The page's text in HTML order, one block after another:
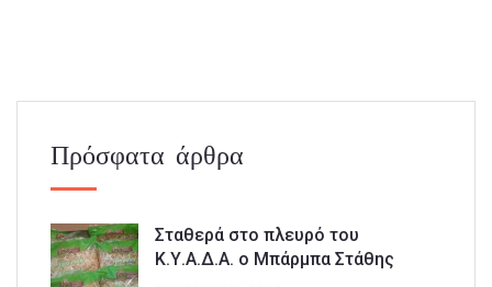
Πρόσφατα άρθρα
Σταθερά στο πλευρό του
Κ.Υ.Α.Δ.Α. ο Μπάρμπα Στάθης